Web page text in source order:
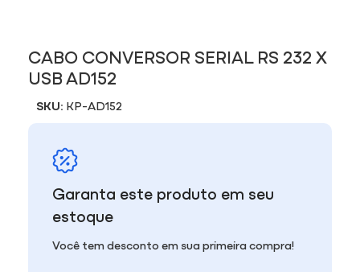
CABO CONVERSOR SERIAL RS 232 X
USB AD152
SKU: KP-AD152
Garanta este produto em seu
estoque
Você tem desconto em sua primeira compra!